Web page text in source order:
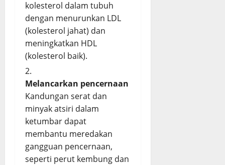
kolesterol dalam tubuh
dengan menurunkan LDL
(kolesterol jahat) dan
meningkatkan HDL
(kolesterol baik).
Melancarkan pencernaan
Kandungan serat dan
minyak atsiri dalam
ketumbar dapat
membantu meredakan
gangguan pencernaan,
seperti perut kembung dan